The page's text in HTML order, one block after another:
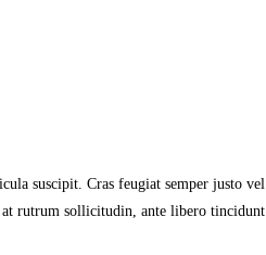
suscipit. Cras feugiat semper justo
rutrum sollicitudin, ante libero